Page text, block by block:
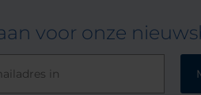
voor onze